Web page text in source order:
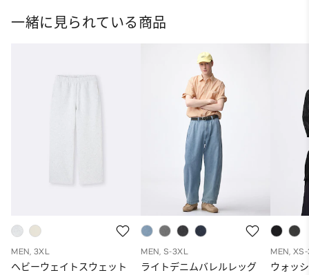
一緒に見られている商品
MEN, 3XL
ヘビーウェイトスウェット
MEN, S-3XL
ライトデニムバレルレッグ
MEN,
ウォッ